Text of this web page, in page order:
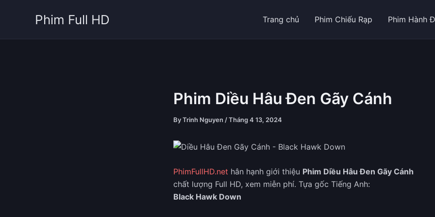
Phim Full HD Trang chủ Phim Chiếu Rạp Phim Hành
Phim Diều Hâu Đen Gãy Cánh
ByTrinh Nguyen /Tháng 4 13, 2024
PhimFullHD.net hân hạnh giới thiệu Phim Diều Hâu Đen Gãy Cánh
chất lượng Full HD, xem miễn phí. Tựa gốc Tiếng Anh:
Black Hawk Down